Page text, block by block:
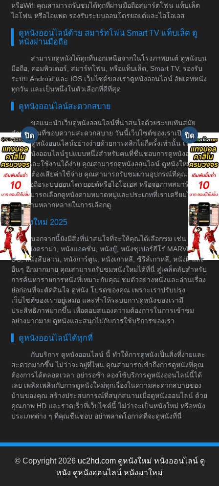
หรือWifi คุณสามารถรับชมได้ทุกที่ผ่านมือถือสมาร์ตโฟน แท็บเล็ต
ไอโฟน หรือไอแพด รองรับระบบออนโดรยอยด์และไอโอเอส
ดูหนังออนไลน์ด้วย สมาร์ทโฟน Smart TV แท็บเล็ต ดู
หนังผ่านมือถือ
สามารถดูหนังได้ทุกที่นอกเหนือจากในโรงภาพยนต์ ดูหนังบน
มือถือ, คอมพิวเตอร์, สมาร์ทโฟน, หรือแท็บเล็ต, Smart TV, รองรับ
ระบบ Android และ IOS เว็บไซต์ของเราดูหนังออนไลน์ อัพเดทหนัง
ทุกวัน และเป็นหนึ่งในตัวเลือกที่ดีที่สุด
ดูหนังออนไลน์สะดวกสบาย
ขอแนะนำเว็บดูหนังออนไลน์ที่น่าสนใจด้วยระบบทันสมัย
สำหรับคนที่ชอบความสะดวกสบาย วันนี้เว็บไซต์ของเราเปิดให้
บริการดูหนังออนไลน์อย่างง่ายด้วยการคลิกไม่กี่ครั้งเท่านั้น เราเป็น
เว็บดูหนังออนไลน์รูปแบบหนึ่งสำหรับคนที่ชื่นชอบการดูหนังอย่างมี
ระบบและใช้งานได้ง่าย คุณสามารถดูหนังออนไลน์ ดูหนังใหม่ได้
โดยไม่ต้องเสียค่าใช้จ่าย คุณสามารถรับชมผ่านอุปกรณ์ที่คุณมีอยู่
เช่น มือถือระบบออนโดรยอยด์หรือไอโอเอส หรือจอภาพสมาร์ททีวี
คุณสามารถเลือกดูหนังตามหมวดหมู่และประเภทที่เราเตรียมไว้ให้
เพื่อความหลากหลายในการเลือกดู
หนังใหม่ 2025
นอกจากนี้ยังมีสิ่งที่น่าสนใจที่จะให้คุณได้เลือกชม เช่น หนัง
ต่อ, หนังดราม่า, หนังแอคชั่น, หนังบู๊, หนังซุเปอร์ฮีโร่ MARVEL &
DC, หนังสืบสวน, หนังการ์ตูน, หนังเกาหลี, ซีรีส์เกาหลี, หนังผี และ
อื่นๆ อีกมากมาย คุณสามารถรับชมหนังใหม่ได้ที่นี่ สู่เคล็ดลับสำหรับ
การค้นหารายการหนังที่เหมาะกับคุณ ชมตัวอย่างหนังและอ่านเรื่อง
ย่อก่อนที่จะตัดสินใจ ดูหนัง โปรดของคุณ เพราะเราปรับปรุง
เว็บไซต์ของเราอยู่เสมอ และทำให้ระบบการดูหนังของเรามี
ประสิทธิภาพมากขึ้น เพื่อตอบสนองความต้องการในการเข้าชม
อย่างมากมาย ดูหนังและสนุกไปกับการใช้บริการของเรา
ดูหนังออนไลน์ได้ทุกที่
กับบริการ ดูหนังออนไลน์ นี้ ทำให้การดูหนังเป็นสิ่งที่ง่ายและ
สะดวกมากขึ้น ไม่ว่าจะอยู่ที่ไหน คุณสามารถเข้าถึงการดูหนังที่คุณ
ต้องการได้ตลอดเวลา อย่ารอช้า ลองใช้บริการดูหนังออนไลน์นี้ได้
เลย เพลิดเพลินกับการดูหนังใหม่ทุกเรื่องในความสะดวกสบายของ
บ้านของคุณ สร้างประสบการณ์ที่สนุกสนานเมื่อดูหนังออนไลน์ ด้วย
คุณภาพ HD และรวดเร็วที่เว็บไซต์นี้ ไม่ว่าจะเป็นหนังใหม่ หรือหนัง
ประเภทต่าง ๆ ที่คุณชื่นชอบ อย่าพลาดโอกาสที่จะดูหนังที่นี่
© Copyright 2026 uc2hd.com ดูหนังใหม่ หนังออนไลน์ ดู
หนัง ดูหนังออนไลน์ หนังมาใหม่